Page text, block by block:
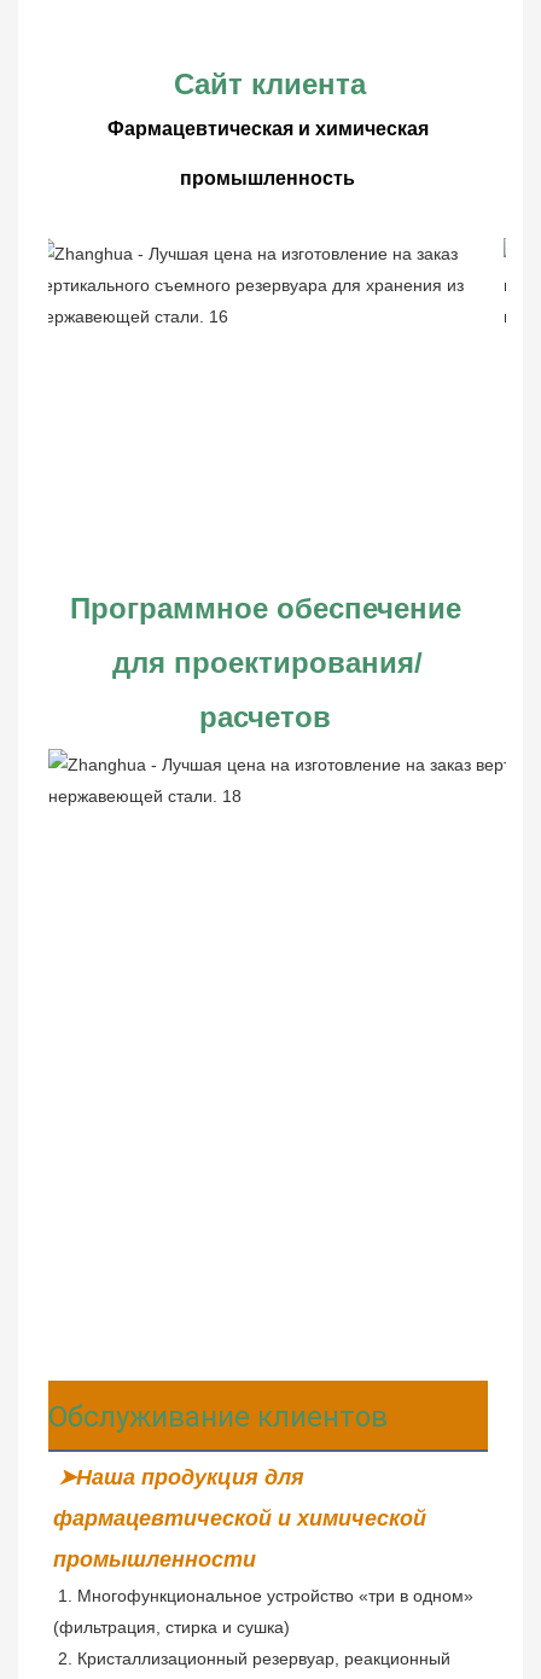
Сайт клиента
Фармацевтическая и химическая
промышленность
Программное обеспечение
для проектирования/
расчетов
Обслуживание клиентов
➤Наша продукция для
фармацевтической и химической
промышленности
(фильтрация, стирка и сушка)
2. Кристаллизационный резервуар, реакционный